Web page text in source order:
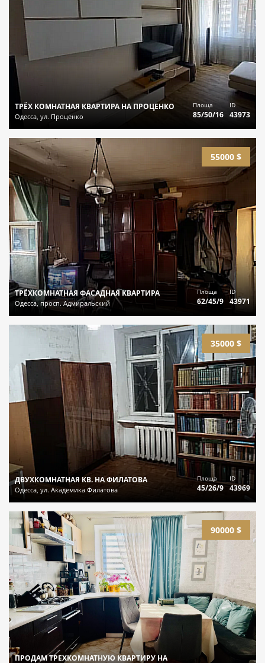
ТРЁХ КОМНАТНАЯ КВАРТИРА НА ПРОЦЕНКО
Одесса, ул. Проценко
Площа
85/50/16
ID
43973
55000 $
ТРЁХКОМНАТНАЯ ФАСАДНАЯ КВАРТИРА
Одесса, просп. Адмиральский
Площа
62/45/9
ID
43971
35000 $
ДВУХКОМНАТНАЯ КВ. НА ФИЛАТОВА
Одесса, ул. Академика Филатова
Площа
45/26/9
ID
43969
90000 $
ПРОДАМ ТРЕХКОМНАТНУЮ КВАРТИРУ НА